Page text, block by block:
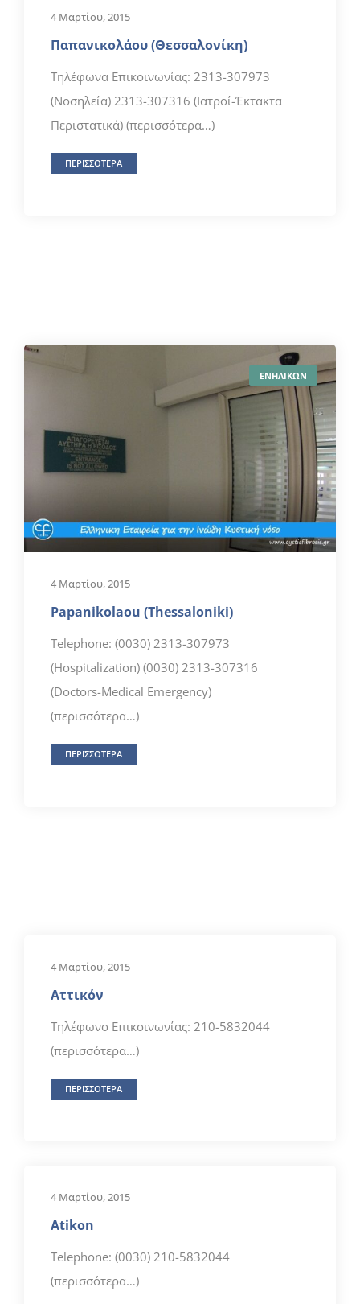
4 Μαρτίου, 2015
Παπανικολάου (Θεσσαλονίκη)
Τηλέφωνα Επικοινωνίας: 2313-307973
(Νοσηλεία) 2313-307316 (Ιατροί-Έκτακτα
Περιστατικά) (περισσότερα…)
ΠΕΡΙΣΣΟΤΕΡΑ
ΕΝΗΛΙΚΩΝ
4 Μαρτίου, 2015
Papanikolaou (Thessaloniki)
Telephone: (0030) 2313-307973
(Hospitalization) (0030) 2313-307316
(Doctors-Μedical Εmergency)
(περισσότερα…)
ΠΕΡΙΣΣΟΤΕΡΑ
4 Μαρτίου, 2015
Αττικόν
Τηλέφωνο Επικοινωνίας: 210-5832044
(περισσότερα…)
ΠΕΡΙΣΣΟΤΕΡΑ
4 Μαρτίου, 2015
Atikon
Telephone: (0030) 210-5832044
(περισσότερα…)